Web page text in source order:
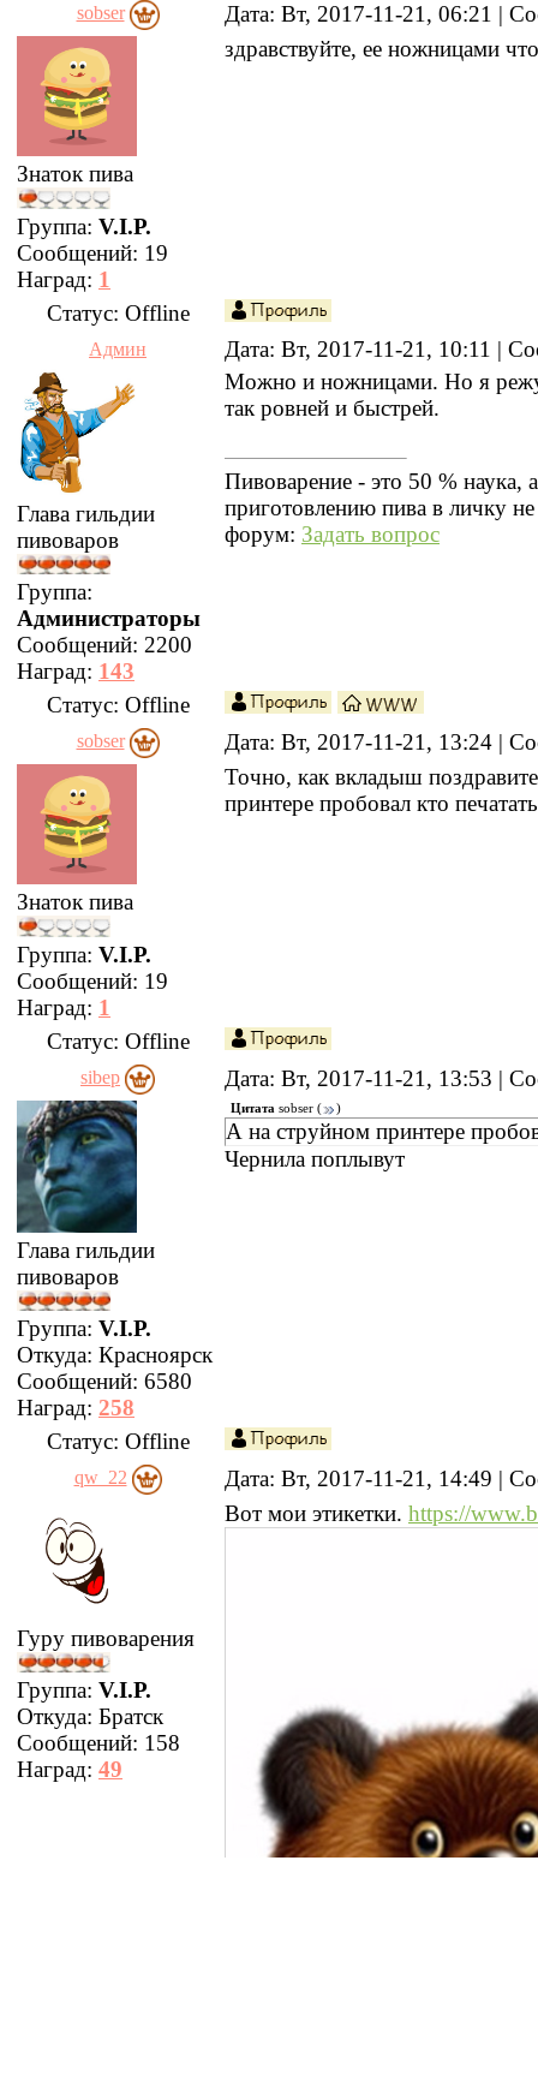
sobser Дата: Вт, 2017-11-21, 06:21 |
Знаток пива
Группа: V.I.P.
Сообщений: 19
Наград: 1
здравствуйте, ее ножницами
Статус: Offline
Админ Дата: Вт, 2017-11-21, 10:11 |
Глава гильдии
пивоваров
Группа:
Администраторы
Сообщений: 2200
Наград: 143
Можно и ножницами. Но я
так ровней и быстрей.
Пивоварение - это 50 % наука,
приготовлению пива в личку
форум: Задать вопрос
Статус: Offline
sobser Дата: Вт, 2017-11-21, 13:24 |
Знаток пива
Группа: V.I.P.
Сообщений: 19
Наград: 1
Точно, как вкладыш
принтере пробовал кто
Статус: Offline
sibep Дата: Вт, 2017-11-21, 13:53 |
Глава гильдии
пивоваров
Группа: V.I.P.
Откуда: Красноярск
Сообщений: 6580
Наград: 258
Цитата sobser ( )
А на струйном принтере
Чернила поплывут
Статус: Offline
qw_22 Дата: Вт, 2017-11-21, 14:49 |
Гуру пивоварения
Группа: V.I.P.
Откуда: Братск
Сообщений: 158
Наград: 49
Вот мои этикетки. https://